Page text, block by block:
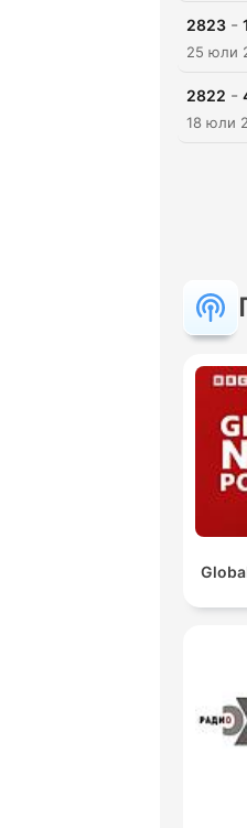
2823 -
25 юли
2822 -
18 юли